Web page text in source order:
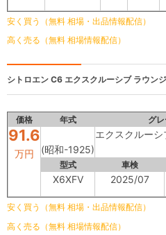
安く買う（無料 相場・出品情報配信）
高く売る（無料 相場情報配信）
シトロエン C6 エクスクルーシブ ラウン
価格 年式 グ
91.6
万円 (昭和-1925)
エクスクルー
型式 車検
X6XFV 2025/07
安く買う（無料 相場・出品情報配信）
高く売る（無料 相場情報配信）